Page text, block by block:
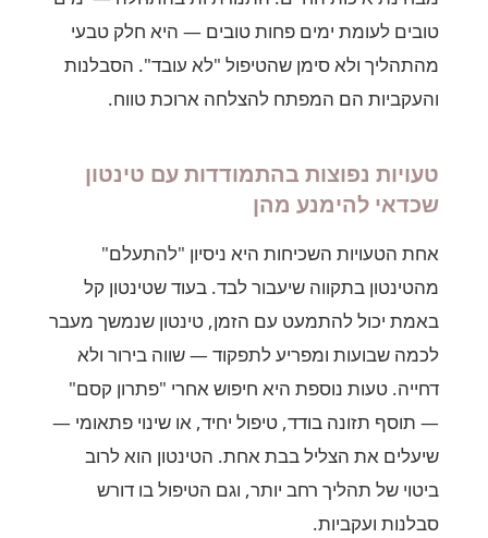
טובים לעומת ימים פחות טובים — היא חלק טבעי
מהתהליך ולא סימן שהטיפול "לא עובד". הסבלנות
והעקביות הם המפתח להצלחה ארוכת טווח.
טעויות נפוצות בהתמודדות עם טינטון
שכדאי להימנע מהן
אחת הטעויות השכיחות היא ניסיון "להתעלם"
מהטינטון בתקווה שיעבור לבד. בעוד שטינטון קל
באמת יכול להתמעט עם הזמן, טינטון שנמשך מעבר
לכמה שבועות ומפריע לתפקוד — שווה בירור ולא
דחייה. טעות נוספת היא חיפוש אחרי "פתרון קסם"
— תוסף תזונה בודד, טיפול יחיד, או שינוי פתאומי —
שיעלים את הצליל בבת אחת. הטינטון הוא לרוב
ביטוי של תהליך רחב יותר, וגם הטיפול בו דורש
סבלנות ועקביות.